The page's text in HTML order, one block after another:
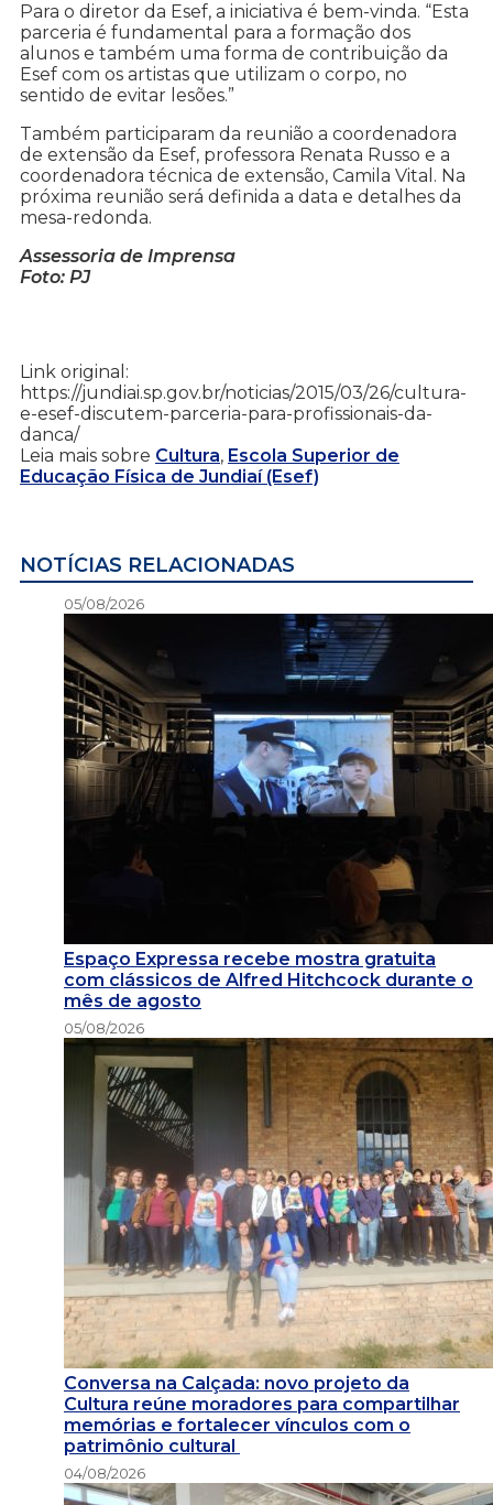
Para o diretor da Esef, a iniciativa é bem-vinda. “Esta
parceria é fundamental para a formação dos
alunos e também uma forma de contribuição da
Esef com os artistas que utilizam o corpo, no
sentido de evitar lesões.”
Também participaram da reunião a coordenadora
de extensão da Esef, professora Renata Russo e a
coordenadora técnica de extensão, Camila Vital. Na
próxima reunião será definida a data e detalhes da
mesa-redonda.
Assessoria de Imprensa
Foto: PJ
Link original:
https://jundiai.sp.gov.br/noticias/2015/03/26/cultura-
e-esef-discutem-parceria-para-profissionais-da-
danca/
Leia mais sobre Cultura, Escola Superior de
Educação Física de Jundiaí (Esef)
NOTÍCIAS RELACIONADAS
05/08/2026
Espaço Expressa recebe mostra gratuita
com clássicos de Alfred Hitchcock durante o
mês de agosto
05/08/2026
Conversa na Calçada: novo projeto da
Cultura reúne moradores para compartilhar
memórias e fortalecer vínculos com o
patrimônio cultural
04/08/2026